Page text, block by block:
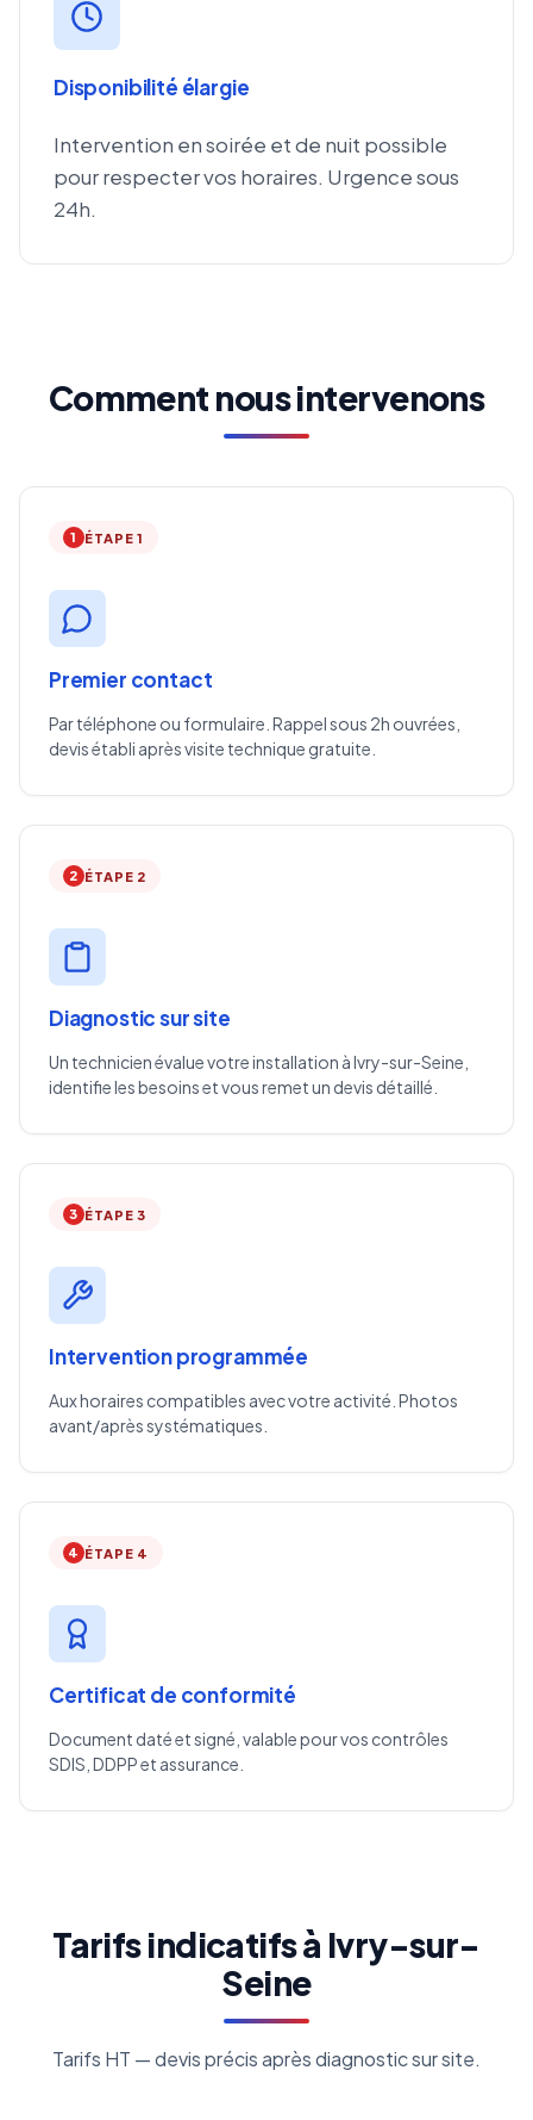
Disponibilité élargie
Intervention en soirée et de nuit possible
pour respecter vos horaires. Urgence sous
24h.
Comment nous intervenons
1 ÉTAPE 1
Premier contact
Par téléphone ou formulaire. Rappel sous 2h ouvrées,
devis établi après visite technique gratuite.
2 ÉTAPE 2
Diagnostic sur site
Un technicien évalue votre installation à Ivry-sur-Seine,
identifie les besoins et vous remet un devis détaillé.
3 ÉTAPE 3
Intervention programmée
Aux horaires compatibles avec votre activité. Photos
avant/après systématiques.
4 ÉTAPE 4
Certificat de conformité
Document daté et signé, valable pour vos contrôles
SDIS, DDPP et assurance.
Tarifs indicatifs à Ivry-sur-
Seine
Tarifs HT — devis précis après diagnostic sur site.